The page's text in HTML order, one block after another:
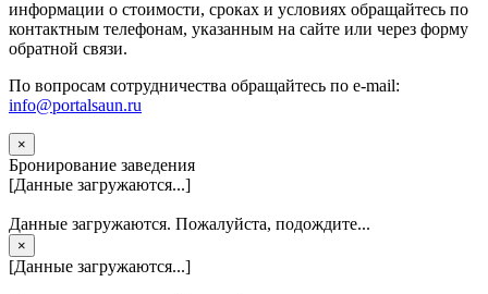
информации о стоимости, сроках и условиях обращайтесь по
контактным телефонам, указанным на сайте или через форму
обратной связи.
По вопросам сотрудничества обращайтесь по e-mail:
info@portalsaun.ru
×
Бронирование заведения
[Данные загружаются...]
Данные загружаются. Пожалуйста, подождите...
×
[Данные загружаются...]